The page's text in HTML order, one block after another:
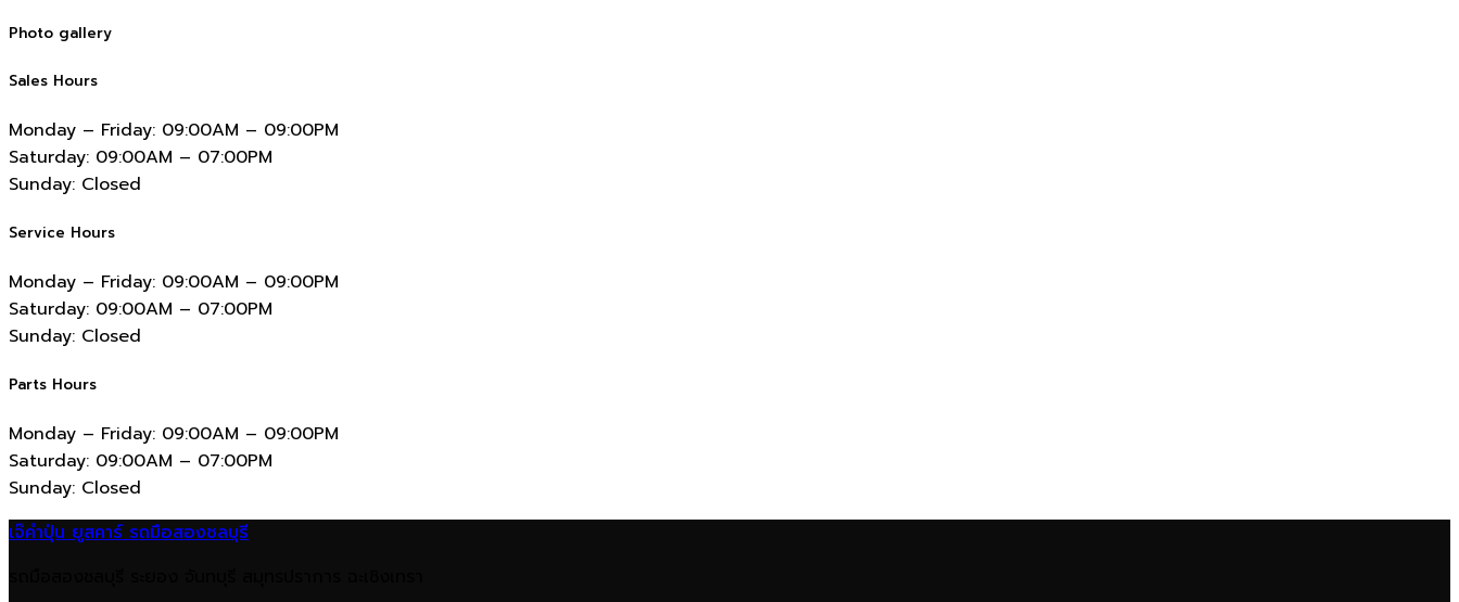
Photo gallery
Sales Hours
Monday – Friday: 09:00AM – 09:00PM
Saturday: 09:00AM – 07:00PM
Sunday: Closed
Service Hours
Monday – Friday: 09:00AM – 09:00PM
Saturday: 09:00AM – 07:00PM
Sunday: Closed
Parts Hours
Monday – Friday: 09:00AM – 09:00PM
Saturday: 09:00AM – 07:00PM
Sunday: Closed
เจ๊คำปุ่น ยูสคาร์ รถมือสองชลบุรี